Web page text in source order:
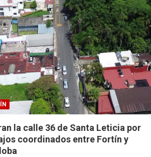
36 de Santa Leticia por
entre Fortín y